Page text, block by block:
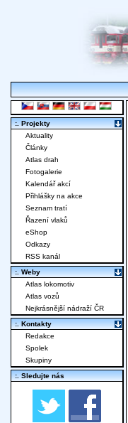
:. Projekty
Aktuality
Články
Atlas drah
Fotogalerie
Kalendář akcí
Přihlášky na akce
Seznam tratí
Řazení vlaků
eShop
Odkazy
RSS kanál
:. Weby
Atlas lokomotiv
Atlas vozů
Nejkrásnější nádraží ČR
:. Kontakty
Redakce
Spolek
Skupiny
:. Sledujte nás